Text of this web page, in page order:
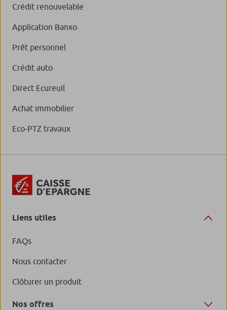
Crédit renouvelable
Application Banxo
Prêt personnel
Crédit auto
Direct Ecureuil
Achat immobilier
Eco-PTZ travaux
Liens utiles
FAQs
Nous contacter
Clôturer un produit
Nos offres